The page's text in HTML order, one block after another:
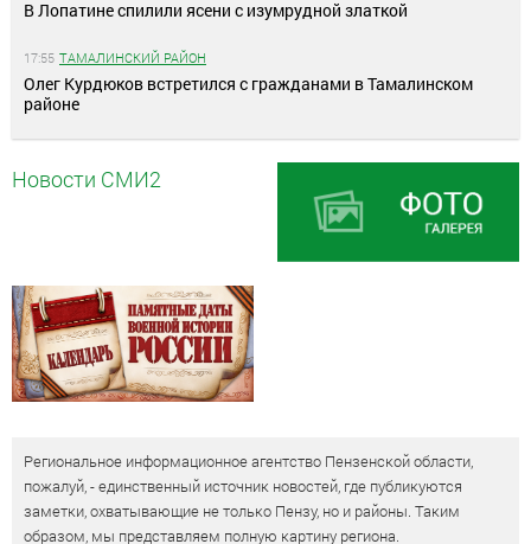
В Лопатине спилили ясени с изумрудной златкой
17:55 ТАМАЛИНСКИЙ РАЙОН
Олег Курдюков встретился с гражданами в Тамалинском
районе
Новости СМИ2
Региональное информационное агентство Пензенской области,
пожалуй, - единственный источник новостей, где публикуются
заметки, охватывающие не только Пензу, но и районы. Таким
образом, мы представляем полную картину региона.